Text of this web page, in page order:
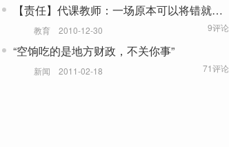
【责任】代课教师：一场原本可以将错就错
的爱情
教育 2010-12-30 9评论
“空饷吃的是地方财政，不关你事”
新闻 2011-02-18 71评论